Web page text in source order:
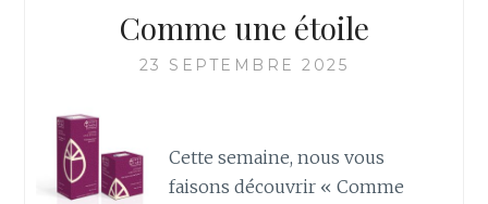
Comme une étoile
23 SEPTEMBRE 2025
Cette semaine, nous vous
faisons découvrir « Comme